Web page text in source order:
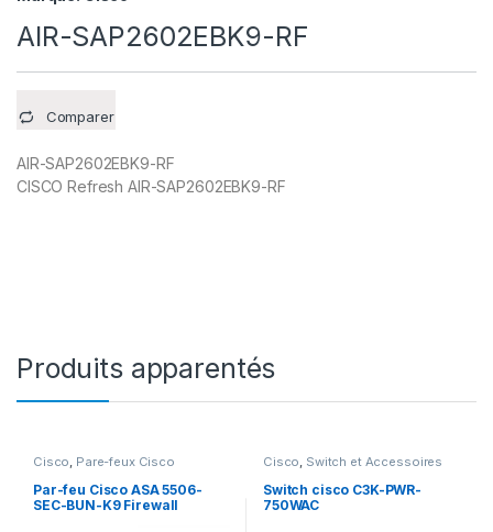
AIR-SAP2602EBK9-RF
Comparer
AIR-SAP2602EBK9-RF
CISCO Refresh AIR-SAP2602EBK9-RF
Produits apparentés
Cisco, Pare-feux Cisco
Par-feu Cisco ASA 5506-
SEC-BUN-K9 Firewall
Cisco, Switch et Accessoires
Switch cisco C3K-PWR-
750WAC